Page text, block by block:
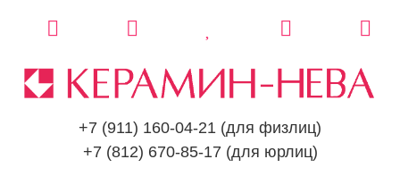
+7 (911) 160-04-21 (для физлиц)
+7 (812) 670-85-17 (для юрлиц)